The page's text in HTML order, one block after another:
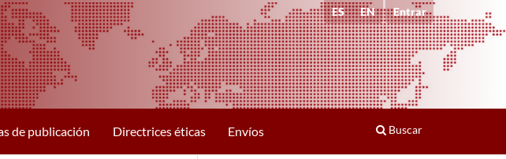
de publicación Directrices éticas Envíos Buscar
ES EN Entrar